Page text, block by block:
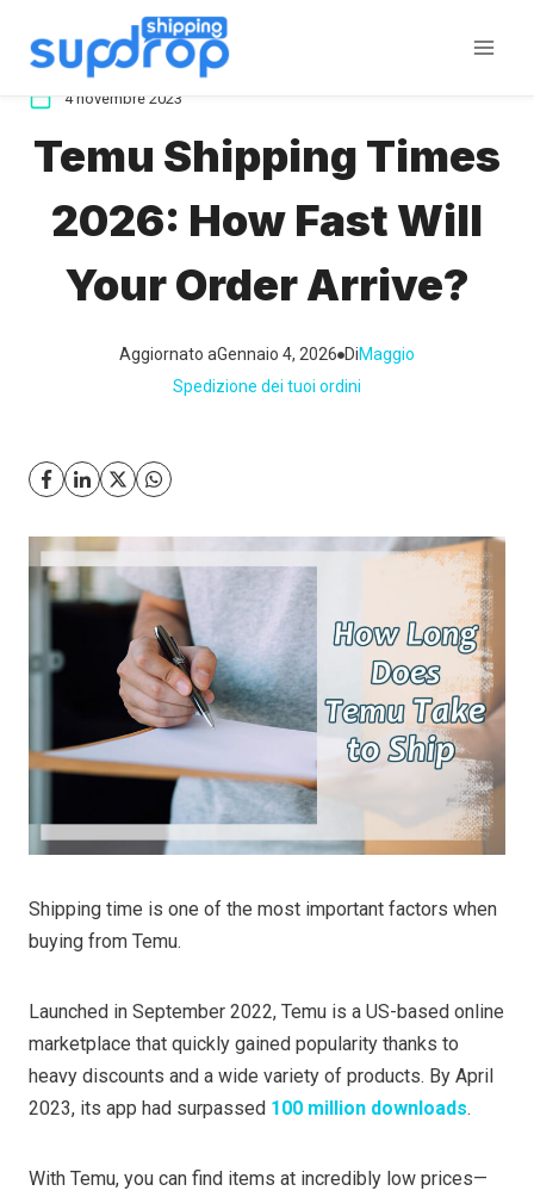
4 novembre 2023
Temu Shipping Times
2026: How Fast Will
Your Order Arrive?
Aggiornato aGennaio 4, 2026 DiMaggio
Spedizione dei tuoi ordini
Shipping time is one of the most important factors when
buying from Temu.
Launched in September 2022, Temu is a US-based online
marketplace that quickly gained popularity thanks to
heavy discounts and a wide variety of products. By April
2023, its app had surpassed 100 million downloads.
With Temu, you can find items at incredibly low prices—